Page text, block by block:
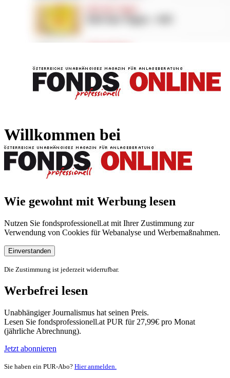
Willkommen bei
Wie gewohnt mit Werbung lesen
Nutzen Sie fondsprofessionell.at mit Ihrer Zustimmung zur
Verwendung von Cookies für Webanalyse und Werbemaßnahmen.
Einverstanden
Die Zustimmung ist jederzeit widerrufbar.
Werbefrei lesen
Unabhängiger Journalismus hat seinen Preis.
Lesen Sie fondsprofessionell.at PUR für 27,99€ pro Monat
(jährliche Abrechnung).
Jetzt abonnieren
Sie haben ein PUR-Abo? Hier anmelden.